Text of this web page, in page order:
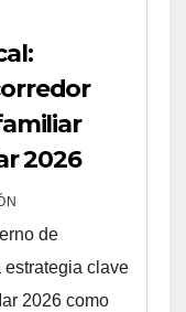
2026
de
clave
2026 como